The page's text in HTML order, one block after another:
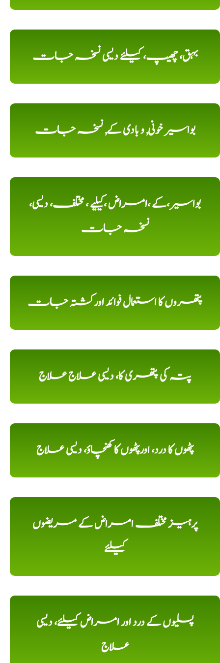
بہق، چھیپ، کیلئے دیسی نسخہ جات
بواسیر خونی, و بادی کے, نسخہ جات
بواسیر،کے ،امراض ،کیلیے ، مختلف، دیسی،
نسخہ جات
پتھروں کا استعمال فوائد اورکشتہ جات
پتہ کی پتھری کا، دیسی علاج علاج
پٹھوں کا درد، اورپٹھوں کا کھنچاؤ، دیسی علاج
پرہیز مختلف امراض کے مریضوں
کیلئے
پسلیوں کے درد اور امراض کیلئے، دیسی
علاج